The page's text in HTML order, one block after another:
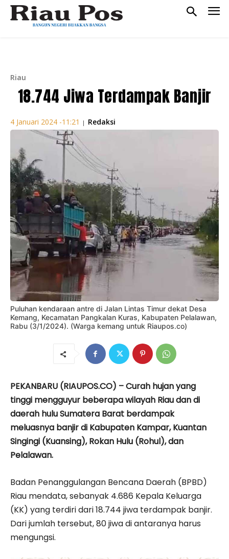
Riau
18.744 Jiwa Terdampak Banjir
4 Januari 2024 -11:21 | Redaksi
Puluhan kendaraan antre di Jalan Lintas Timur dekat Desa
Kemang, Kecamatan Pangkalan Kuras, Kabupaten Pelalawan,
Rabu (3/1/2024). (Warga kemang untuk Riaupos.co)
PEKANBARU (RIAUPOS.CO) – Curah hujan yang
tinggi mengguyur beberapa wilayah Riau dan di
daerah hulu Sumatera Barat berdampak
meluasnya banjir di Kabupaten Kampar, Kuantan
Singingi (Kuansing), Rokan Hulu (Rohul), dan
Pelalawan.
Badan Penanggulangan Bencana Daerah (BPBD)
Riau mendata, sebanyak 4.686 Kepala Keluarga
(KK) yang terdiri dari 18.744 jiwa terdampak banjir.
Dari jumlah tersebut, 80 jiwa di antaranya harus
mengungsi.